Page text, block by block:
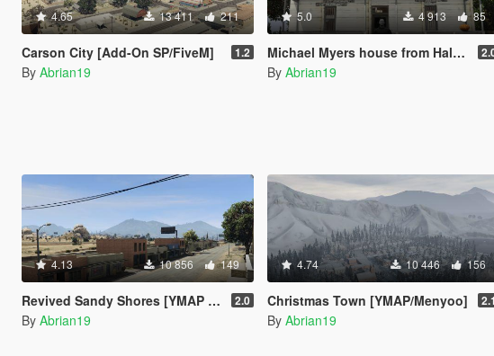
4.65 13 411 211
Carson City [Add-On SP/FiveM] 1.2
By Abrian19
5.0 4 913 85
Michael Myers house from Halloween (1978) [Menyoo/Map Editor]
By Abrian19
4.13 10 856 149
Revived Sandy Shores [YMAP / MapEditor / Menyoo] 2.0
By Abrian19
4.74 10 446 156
Christmas Town [YMAP/Menyoo] 2.1
By Abrian19